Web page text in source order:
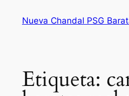
Nueva Chandal PSG
Etiqueta: